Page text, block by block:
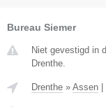
Bureau Siemer
Niet gevestigd in
Drenthe.
Drenthe » Assen